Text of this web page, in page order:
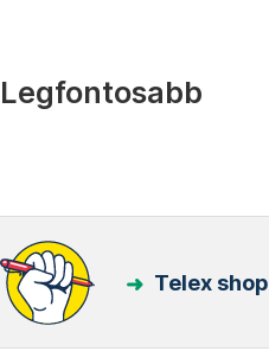
Legfontosabb
Telex shop